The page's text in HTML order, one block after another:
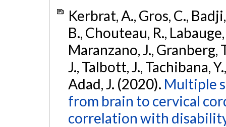
Kerbrat, A., Gros, C.,
B., Chouteau, R.,
Maranzano, J., Granberg,
J., Talbott, J., Tachibana,
Adad, J. (2020). Multiple
from brain to cervical
correlation with